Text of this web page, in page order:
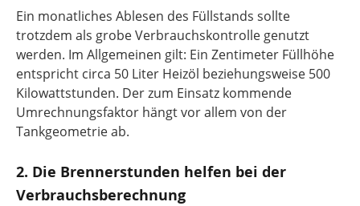
Ein monatliches Ablesen des Füllstands sollte
trotzdem als grobe Verbrauchskontrolle genutzt
werden. Im Allgemeinen gilt: Ein Zentimeter Füllhöhe
entspricht circa 50 Liter Heizöl beziehungsweise 500
Kilowattstunden. Der zum Einsatz kommende
Umrechnungsfaktor hängt vor allem von der
Tankgeometrie ab.
2. Die Brennerstunden helfen bei der
Verbrauchsberechnung